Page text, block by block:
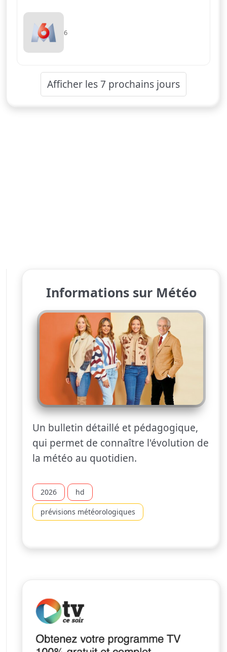
6
Afficher les 7 prochains jours
Informations sur Météo
Un bulletin détaillé et pédagogique,
qui permet de connaître l'évolution de
la météo au quotidien.
2026 hd
prévisions météorologiques